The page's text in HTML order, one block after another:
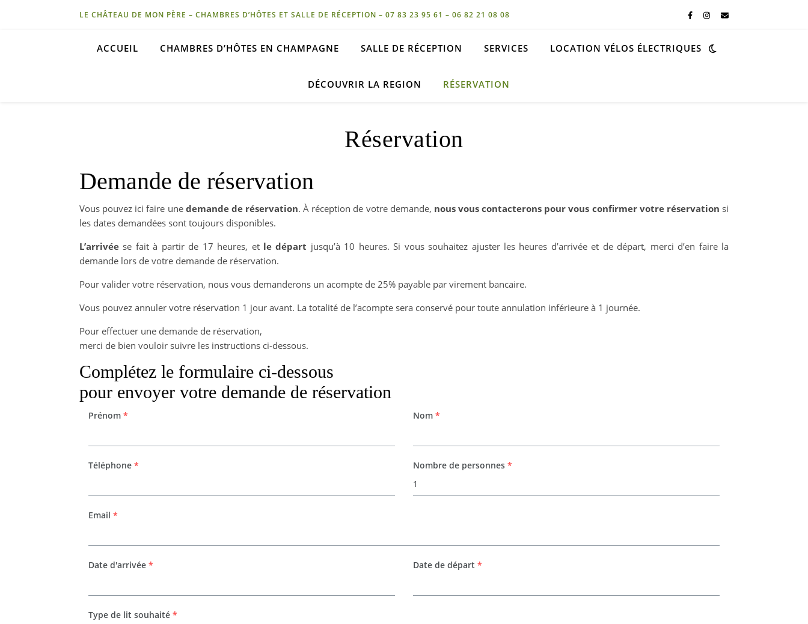
LE CHÂTEAU DE MON PÈRE – CHAMBRES D’HÔTES ET SALLE DE RÉCEPTION – 07 83 23 95 61 – 06 82 21 08 08
ACCUEIL CHAMBRES D’HÔTES EN CHAMPAGNE SALLE DE RÉCEPTION SERVICES LOCATION VÉLOS ÉLECTRIQUES
DÉCOUVRIR LA REGION RÉSERVATION
Réservation
Demande de réservation
Vous pouvez ici faire une demande de réservation. À réception de votre demande, nous vous contacterons pour vous confirmer votre réservation si
les dates demandées sont toujours disponibles.
L’arrivée se fait à partir de 17 heures, et le départ jusqu’à 10 heures. Si vous souhaitez ajuster les heures d’arrivée et de départ, merci d’en faire la
demande lors de votre demande de réservation.
Pour valider votre réservation, nous vous demanderons un acompte de 25% payable par virement bancaire.
Vous pouvez annuler votre réservation 1 jour avant. La totalité de l’acompte sera conservé pour toute annulation inférieure à 1 journée.
Pour effectuer une demande de réservation,
merci de bien vouloir suivre les instructions ci-dessous.
Complétez le formulaire ci-dessous
pour envoyer votre demande de réservation
Prénom * Nom *
Téléphone * Nombre de personnes *
Email *
Date d'arrivée * Date de départ *
Type de lit souhaité *